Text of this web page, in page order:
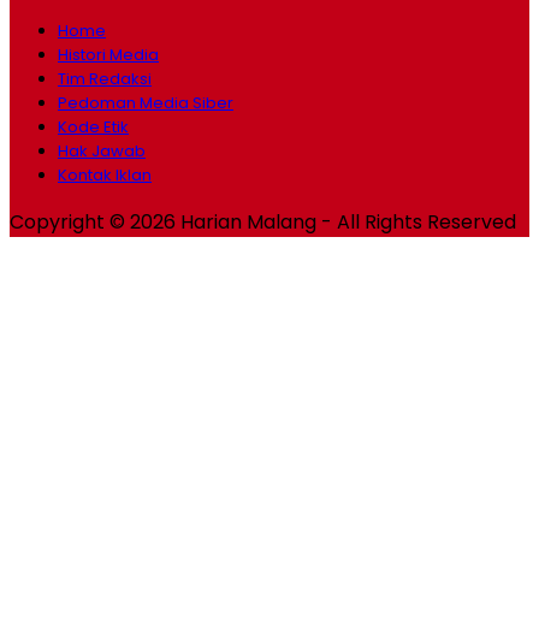
Home
Histori Media
Tim Redaksi
Pedoman Media Siber
Kode Etik
Hak Jawab
Kontak Iklan
Copyright © 2026 Harian Malang - All Rights Reserved